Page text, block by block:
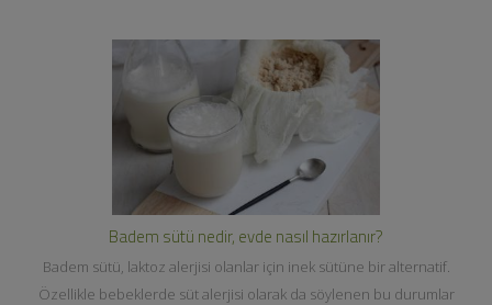
Badem sütü nedir, evde nasıl hazırlanır?
Badem sütü, laktoz alerjisi olanlar için inek sütüne bir alternatif.
Özellikle bebeklerde süt alerjisi olarak da söylenen bu durumlar